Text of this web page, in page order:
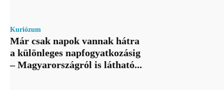
Kuriózum
Már csak napok vannak hátra
a különleges napfogyatkozásig
– Magyarországról is látható...